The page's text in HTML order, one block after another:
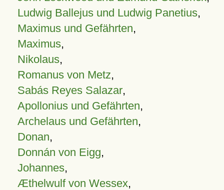
Ludwig Ballejus und Ludwig Panetius,
Maximus und Gefährten,
Maximus,
Nikolaus,
Romanus von Metz,
Sabás Reyes Salazar,
Apollonius und Gefährten,
Archelaus und Gefährten,
Donan,
Donnán von Eigg,
Johannes,
Æthelwulf von Wessex,